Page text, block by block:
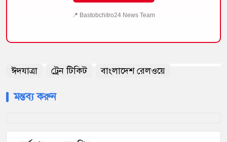
📍 Bastobchitro24 News Team
ঈদযাত্রা ট্রেন টিকিট বাংলাদেশ রেলওয়ে
মন্তব্য করুন